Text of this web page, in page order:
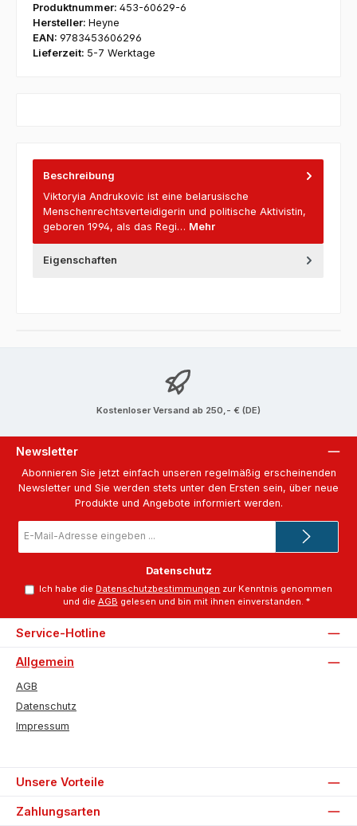
Produktnummer: 453-60629-6
Hersteller: Heyne
EAN: 9783453606296
Lieferzeit: 5-7 Werktage
Beschreibung
Viktoryia Andrukovic ist eine belarusische
Menschenrechtsverteidigerin und politische Aktivistin,
geboren 1994, als das Regi… Mehr
Eigenschaften
Kostenloser Versand ab 250,- € (DE)
Newsletter
Abonnieren Sie jetzt einfach unseren regelmäßig erscheinenden
Newsletter und Sie werden stets unter den Ersten sein, über neue
Produkte und Angebote informiert werden.
Mail-
Datenschutz
Ich habe die Datenschutzbestimmungen zur Kenntnis genommen
und die AGB gelesen und bin mit ihnen einverstanden. *
Service-Hotline
Allgemein
AGB
Datenschutz
Impressum
Unsere Vorteile
Zahlungsarten